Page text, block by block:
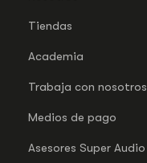
Tiendas
Academia
Trabaja con nosotros
Medios de pago
Asesores Super Audio